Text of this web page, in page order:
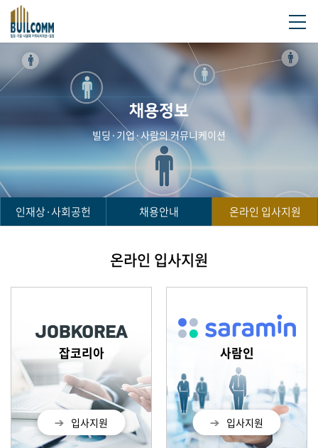
채용정보
빌딩·기업·사람의 커뮤니케이션
인재상·사회공헌 채용안내 온라인 입사지원
온라인 입사지원
잡코리아
입사지원
사람인
입사지원